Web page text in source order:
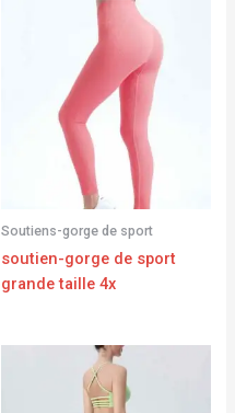
Soutiens-gorge de sport
soutien-gorge de sport
grande taille 4x